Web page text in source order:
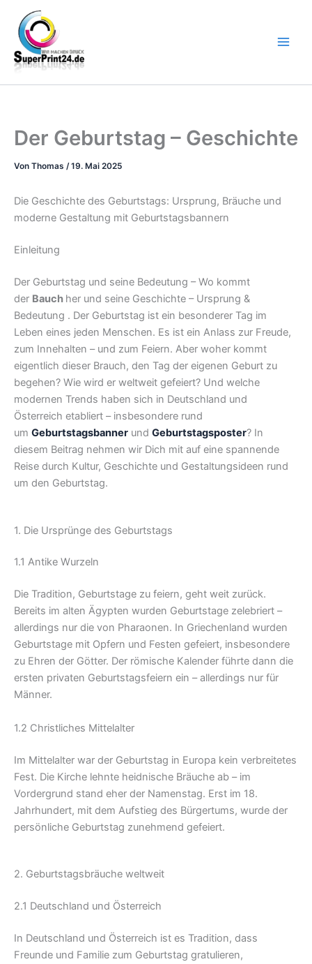
Inhalt
springen
Der Geburtstag – Geschichte
Von Thomas /19. Mai 2025
Die Geschichte des Geburtstags: Ursprung, Bräuche und
moderne Gestaltung mit Geburtstagsbannern
Einleitung
Der Geburtstag und seine Bedeutung – Wo kommt
der Bauch her und seine Geschichte – Ursprung &
Bedeutung . Der Geburtstag ist ein besonderer Tag im
Leben eines jeden Menschen. Es ist ein Anlass zur Freude,
zum Innehalten – und zum Feiern. Aber woher kommt
eigentlich dieser Brauch, den Tag der eigenen Geburt zu
begehen? Wie wird er weltweit gefeiert? Und welche
modernen Trends haben sich in Deutschland und
Österreich etabliert – insbesondere rund
um Geburtstagsbanner und Geburtstagsposter? In
diesem Beitrag nehmen wir Dich mit auf eine spannende
Reise durch Kultur, Geschichte und Gestaltungsideen rund
um den Geburtstag.
1. Die Ursprünge des Geburtstags
1.1 Antike Wurzeln
Die Tradition, Geburtstage zu feiern, geht weit zurück.
Bereits im alten Ägypten wurden Geburtstage zelebriert –
allerdings nur die von Pharaonen. In Griechenland wurden
Geburtstage mit Opfern und Festen gefeiert, insbesondere
zu Ehren der Götter. Der römische Kalender führte dann die
ersten privaten Geburtstagsfeiern ein – allerdings nur für
Männer.
1.2 Christliches Mittelalter
Im Mittelalter war der Geburtstag in Europa kein verbreitetes
Fest. Die Kirche lehnte heidnische Bräuche ab – im
Vordergrund stand eher der Namenstag. Erst im 18.
Jahrhundert, mit dem Aufstieg des Bürgertums, wurde der
persönliche Geburtstag zunehmend gefeiert.
2. Geburtstagsbräuche weltweit
2.1 Deutschland und Österreich
In Deutschland und Österreich ist es Tradition, dass
Freunde und Familie zum Geburtstag gratulieren,